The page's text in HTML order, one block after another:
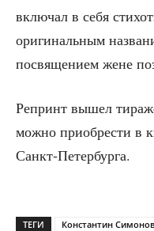
вклю­чал в себя
ори­ги­наль­ным
посвя­ще­ни­ем жене
Репринт вышел
мож­но при­об­ре­сти в
Санкт-Петербурга.
ТЕГИ Константин